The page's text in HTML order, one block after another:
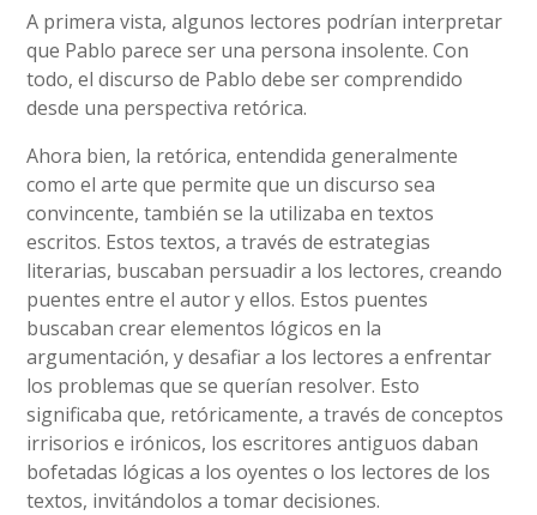
A primera vista, algunos lectores podrían interpretar
que Pablo parece ser una persona insolente. Con
todo, el discurso de Pablo debe ser comprendido
desde una perspectiva retórica.
Ahora bien, la retórica, entendida generalmente
como el arte que permite que un discurso sea
convincente, también se la utilizaba en textos
escritos. Estos textos, a través de estrategias
literarias, buscaban persuadir a los lectores, creando
puentes entre el autor y ellos. Estos puentes
buscaban crear elementos lógicos en la
argumentación, y desafiar a los lectores a enfrentar
los problemas que se querían resolver. Esto
significaba que, retóricamente, a través de conceptos
irrisorios e irónicos, los escritores antiguos daban
bofetadas lógicas a los oyentes o los lectores de los
textos, invitándolos a tomar decisiones.